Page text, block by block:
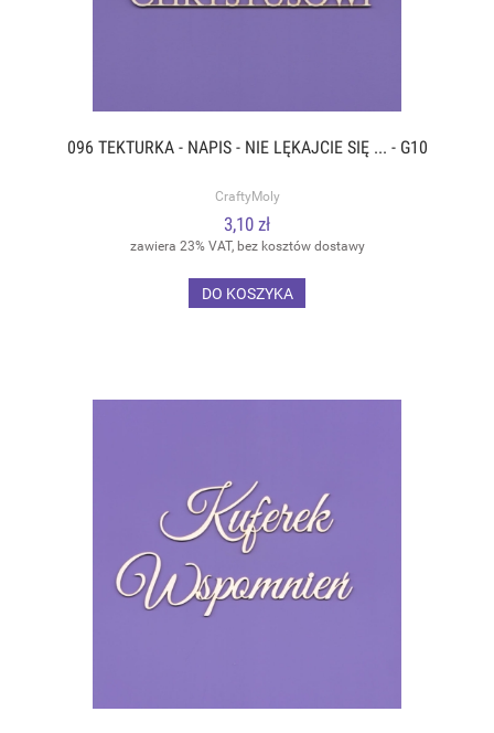
096 TEKTURKA - NAPIS - NIE LĘKAJCIE SIĘ ... - G10
CraftyMoly
3,10 zł
zawiera 23% VAT, bez kosztów dostawy
DO KOSZYKA